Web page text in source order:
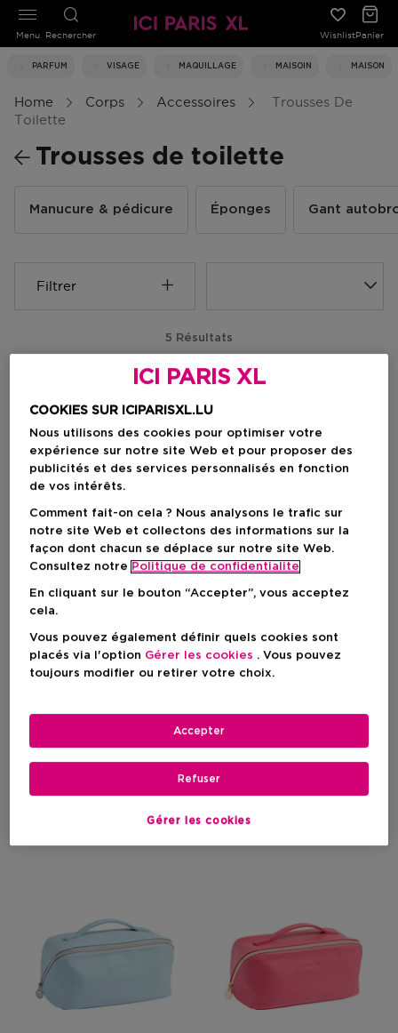
Rechercher WishlistPanier
PARFUM VISAGE MAQUILLAGE MAISOIN MAISON
Menu
Home Corps Accessoires
Trousses De
Toilette
Trousses de toilette
Manucure & pédicure Éponges Gant
Filtrer
5 Résultats
ICI PARIS XL
Timeless Cosmetic Bag
Trousse De Toilette Beige
ICI PARIS XL
Accessoires
Set De Flacons Voyage
ICI PARIS XL
COOKIES SUR ICIPARISXL.LU
Nous utilisons des cookies pour optimiser votre
expérience sur notre site Web et pour proposer des
publicités et des services personnalisés en fonction
de vos intérêts.
Comment fait-on cela ? Nous analysons le trafic sur
notre site Web et collectons des informations sur la
façon dont chacun se déplace sur notre site Web.
Consultez notre Politique de confidentialite
En cliquant sur le bouton “Accepter”, vous acceptez
cela.
Vous pouvez également définir quels cookies sont
placés via l'option Gérer les cookies . Vous pouvez
toujours modifier ou retirer votre choix.
Gérer les cookies
Refuser
Accepter